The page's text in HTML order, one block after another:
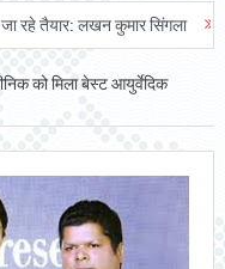
लखन कुमार सिंगला
को मिला बेस्ट आयुर्वेदिक